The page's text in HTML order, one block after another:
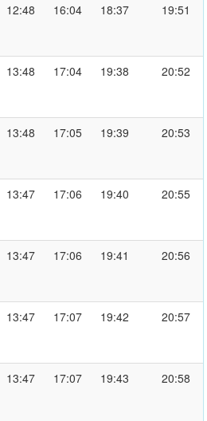
12:48 16:04 18:37 19:51
13:48 17:04 19:38 20:52
13:48 17:05 19:39 20:53
13:47 17:06 19:40 20:55
13:47 17:06 19:41 20:56
13:47 17:07 19:42 20:57
13:47 17:07 19:43 20:58